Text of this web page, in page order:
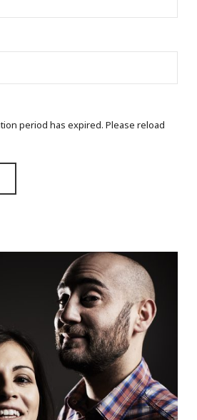
period has expired. Please reload